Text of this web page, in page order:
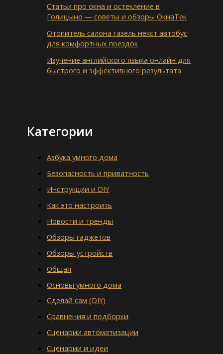
Статьи про окна и остекление в
Голицыно — советы и обзоры ОкнаТек
Отопитель салона газель некст автобус
для комфортных поездок
Изучение английского языка онлайн для
быстрого и эффективного результата
Категории
Азбука умного дома
Безопасность и приватность
Инструкции и DIY
Как это настроить
Новости и тренды
Обзоры гаджетов
Обзоры устройств
Общая
Основы умного дома
Сделай сам (DIY)
Сравнения и подборки
Сценарии автоматизации
Сценарии и идеи